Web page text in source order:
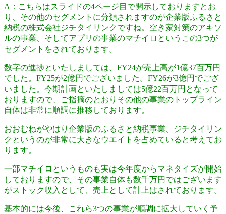
A：こちらはスライドの4ページ目で開示しておりますとお
り、その他のセグメントに分類されますのが企業版ふるさと
納税の株式会社ジチタイリンクですね。空き家対策のアキソ
ルの事業、そしてアプリの事業のマチイロというこの3つが
セグメントをされております。
数字の進捗といたしましては、FY24が売上高が1億37百万円
でした。FY25が2億円でございました。FY26が3億円でござ
いました。今期計画といたしましては5億22百万円となって
おりますので、ご指摘のとおりその他の事業のトップライン
自体は非常に順調に推移しております。
おおむねがやはり企業版のふるさと納税事業、ジチタイリン
クというのが非常に大きなウエイトを占めていると考えてお
ります。
一部マチイロというものも実は今年度からマネタイズが開始
しておりますので、その事業自体も数千万円ではございます
がストック収入として、売上として計上はされております。
基本的には今後、これら3つの事業が順調に拡大していく予